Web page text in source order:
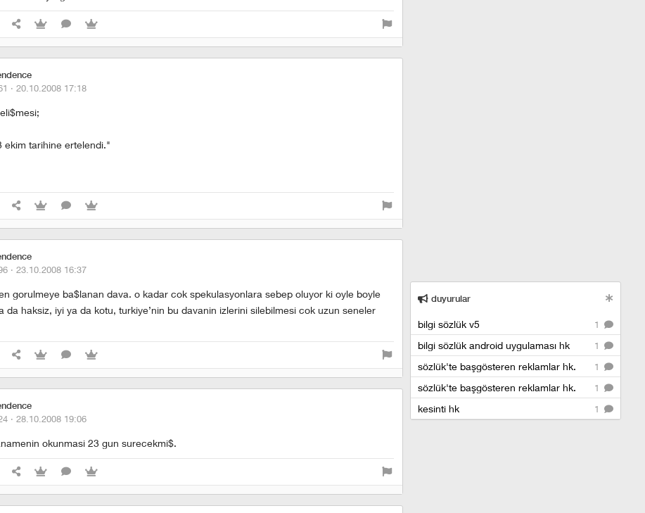
· 20.10.2008 17:18
ekim tarihine ertelendi."
· 23.10.2008 16:37
gorulmeye ba$lanan dava. o kadar cok spekulasyonlara sebep oluyor ki oyle boyle
da haksiz, iyi ya da kotu, turkiye’nin bu davanin izlerini silebilmesi cok uzun seneler
· 28.10.2008 19:06
okunmasi 23 gun surecekmi$.
duyurular
1
bilgi sözlük v5
1
bilgi sözlük android uygulaması hk
1
sözlük'te başgösteren reklamlar hk.
1
sözlük'te başgösteren reklamlar hk.
1
kesinti hk